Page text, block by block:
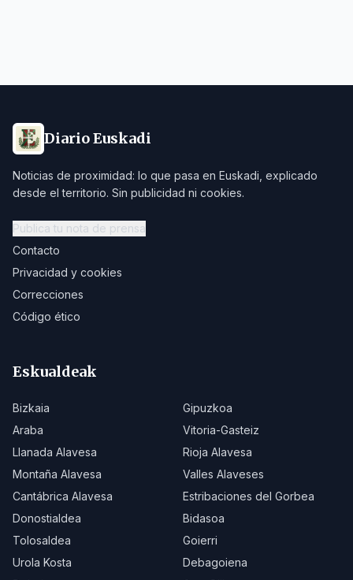
Diario Euskadi
Noticias de proximidad: lo que pasa en Euskadi, explicado
desde el territorio. Sin publicidad ni cookies.
Publica tu nota de prensa
Contacto
Privacidad y cookies
Correcciones
Código ético
Eskualdeak
Bizkaia
Gipuzkoa
Araba
Vitoria-Gasteiz
Llanada Alavesa
Rioja Alavesa
Montaña Alavesa
Valles Alaveses
Cantábrica Alavesa
Estribaciones del Gorbea
Donostialdea
Bidasoa
Tolosaldea
Goierri
Urola Kosta
Debagoiena